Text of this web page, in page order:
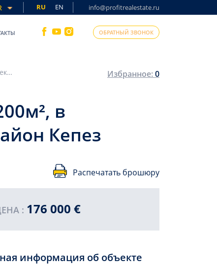
RU EN info@profitrealestate.ru
ОБРАТНЫЙ ЗВОНОК
Садовый дуплекс 4+1 с отдельной кухней, 200м², в комплексе с инфраструктурой в Анталии, район Кепез Избранное:0
в
Кепез
Распечатать брошюру
: 176 000 €
информация об объекте